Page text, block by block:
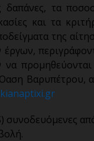
δαπάνες, τα
και τα
της
να
Βαρυπέτρου,
συνοδευόμενες